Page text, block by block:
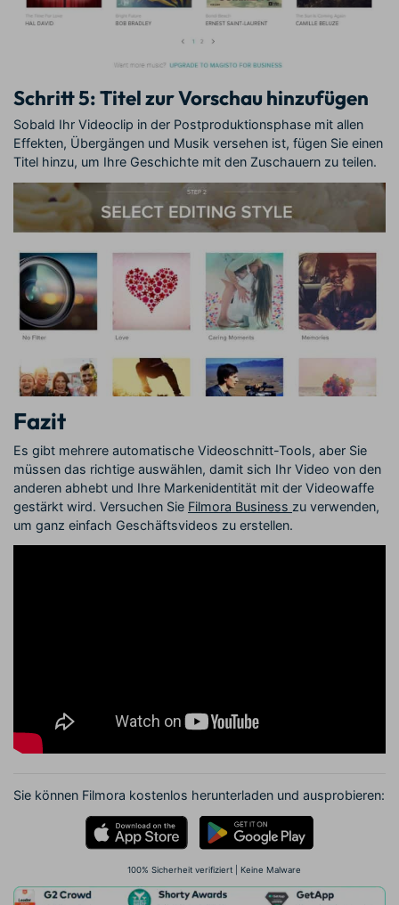
Schritt 5: Titel zur Vorschau hinzufügen
Sobald Ihr Videoclip in der Postproduktionsphase mit allen
Effekten, Übergängen und Musik versehen ist, fügen Sie einen
Titel hinzu, um Ihre Geschichte mit den Zuschauern zu teilen.
Fazit
Es gibt mehrere automatische Videoschnitt-Tools, aber Sie
müssen das richtige auswählen, damit sich Ihr Video von den
anderen abhebt und Ihre Markenidentität mit der Videowaffe
gestärkt wird. Versuchen Sie Filmora Business zu verwenden,
um ganz einfach Geschäftsvideos zu erstellen.
Sie können Filmora kostenlos herunterladen und ausprobieren:
100% Sicherheit verifiziert | Keine Malware